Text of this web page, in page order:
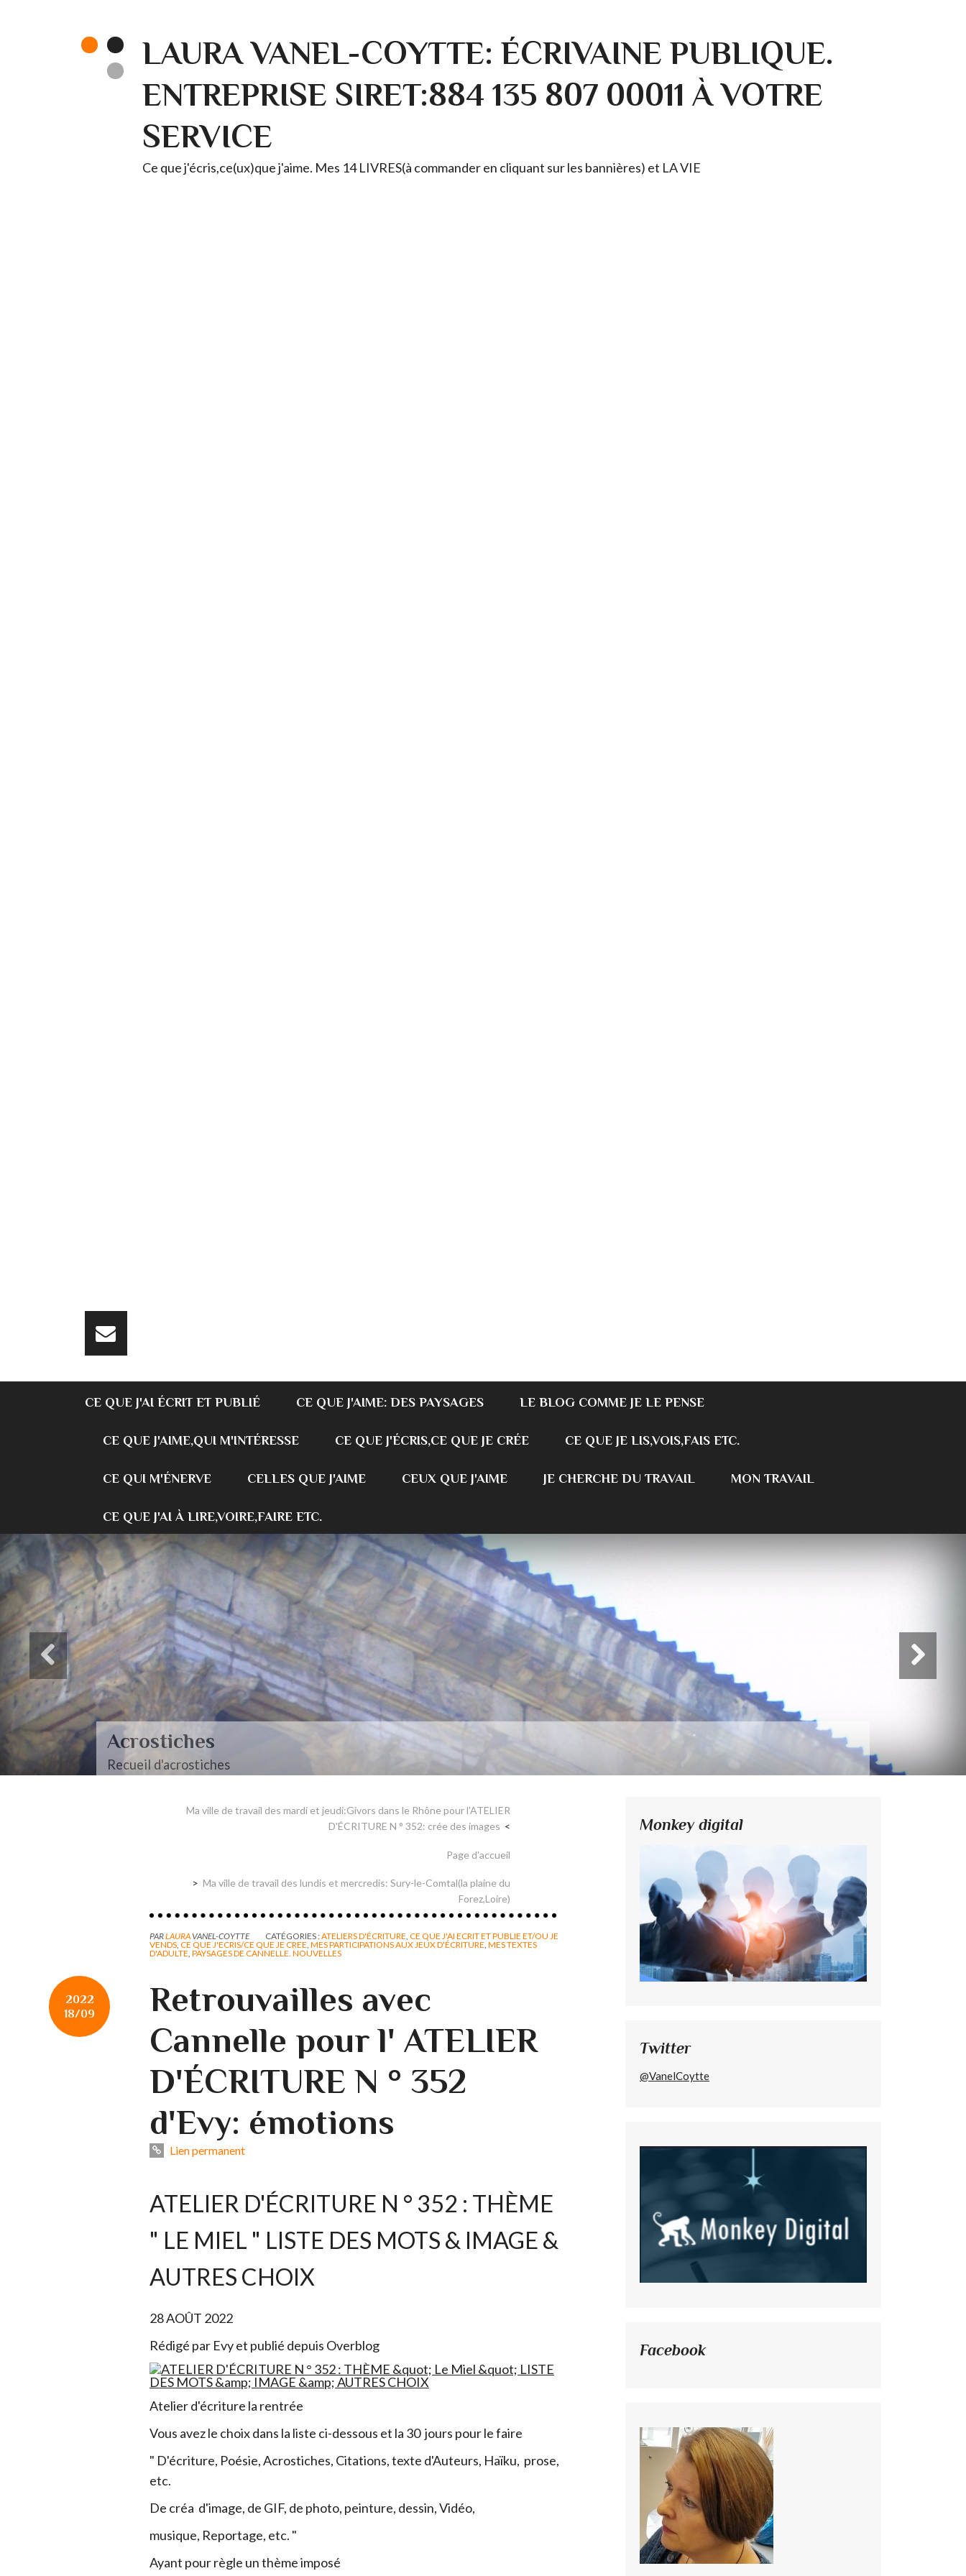
LAURA VANEL-COYTTE: ÉCRIVAINE PUBLIQUE.
ENTREPRISE SIRET:884 135 807 00011 À VOTRE
SERVICE
Ce que j'écris,ce(ux)que j'aime. Mes 14 LIVRES(à commander en cliquant sur les bannières) et LA VIE
CE QUE J'AI ÉCRIT ET PUBLIÉ CE QUE J'AIME: DES PAYSAGES LE BLOG COMME JE LE PENSE
CE QUE J'AIME,QUI M'INTÉRESSE CE QUE J'ÉCRIS,CE QUE JE CRÉE CE QUE JE LIS,VOIS,FAIS ETC.
CE QUI M'ÉNERVE CELLES QUE J'AIME CEUX QUE J'AIME JE CHERCHE DU TRAVAIL MON TRAVAIL
CE QUE J'AI À LIRE,VOIRE,FAIRE ETC.
Acrostiches
Recueil d'acrostiches
Ma ville de travail des mardi et jeudi:Givors dans le Rhône pour l'ATELIER
D'ÉCRITURE N ° 352: crée des images
Page d'accueil
Ma ville de travail des lundis et mercredis: Sury-le-Comtal(la plaine du
Forez,Loire)
PARLAURA VANEL-COYTTE CATÉGORIES :ATELIERS D'ÉCRITURE, CE QUE J'AI ECRIT ET PUBLIE ET/OU JE
VENDS, CE QUE J'ECRIS/CE QUE JE CREE, MES PARTICIPATIONS AUX JEUX D'ÉCRITURE, MES TEXTES
D'ADULTE, PAYSAGES DE CANNELLE. NOUVELLES
2022
18/09
Retrouvailles avec
Cannelle pour l' ATELIER
D'ÉCRITURE N ° 352
d'Evy: émotions
Lien permanent
ATELIER D'ÉCRITURE N ° 352 : THÈME
" LE MIEL " LISTE DES MOTS & IMAGE &
AUTRES CHOIX
28 AOÛT 2022
Rédigé par Evy et publié depuis Overblog
Atelier d'écriture la rentrée
Vous avez le choix dans la liste ci-dessous et la 30 jours pour le faire
" D'écriture, Poésie, Acrostiches, Citations, texte d'Auteurs, Haïku, prose,
etc.
De créa d'image, de GIF, de photo, peinture, dessin, Vidéo,
musique, Reportage, etc. "
Ayant pour règle un thème imposé
Monkey digital
Twitter
@VanelCoytte
Facebook